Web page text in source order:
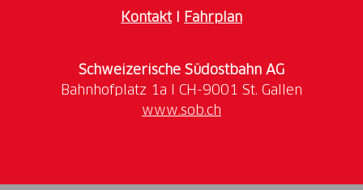
KontaktI Fahrplan
Schweizerische Südostbahn AG
www.sob.ch